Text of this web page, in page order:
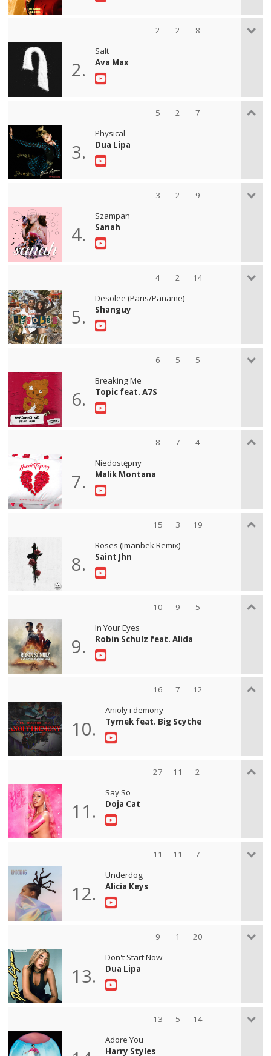
2 2 8
2.
Salt
Ava Max
5 2 7
3.
Physical
Dua Lipa
3 2 9
4.
Szampan
Sanah
4 2 14
5.
Desolee (Paris/Paname)
Shanguy
6 5 5
6.
Breaking Me
Topic feat. A7S
8 7 4
7.
Niedostępny
Malik Montana
15 3 19
8.
Roses (Imanbek Remix)
Saint Jhn
10 9 5
9.
In Your Eyes
Robin Schulz feat. Alida
16 7 12
10.
Anioły i demony
Tymek feat. Big Scythe
27 11 2
11.
Say So
Doja Cat
11 11 7
12.
Underdog
Alicia Keys
9 1 20
13.
Don't Start Now
Dua Lipa
13 5 14
Adore You
Harry Styles